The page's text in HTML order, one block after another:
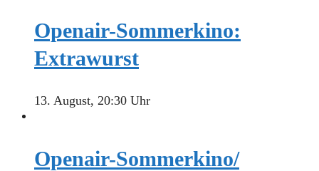
Openair-Sommerkino:
Extrawurst
13. August, 20:30 Uhr
Openair-Sommerkino/